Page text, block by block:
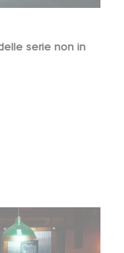
serie non in
to The